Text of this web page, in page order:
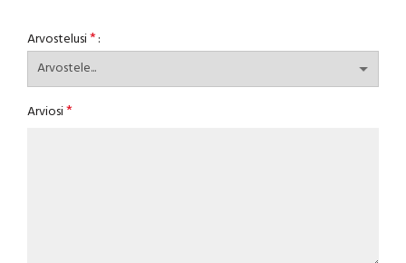
Arvostelusi*
Arviosi*